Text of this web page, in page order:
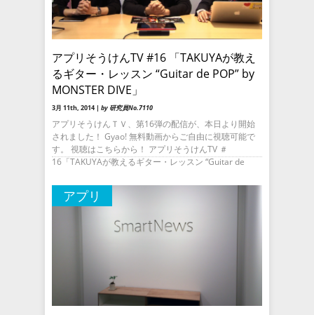
アプリそうけんTV #16 「TAKUYAが教え
るギター・レッスン “Guitar de POP” by
MONSTER DIVE」
3月 11th, 2014 | by 研究員No.7110
アプリそうけんＴＶ、第16弾の配信が、本日より開始
されました！ Gyao! 無料動画からご自由に視聴可能で
す。 視聴はこちらから！ アプリそうけんTV ＃
16「TAKUYAが教えるギター・レッスン “Guitar de
アプリ